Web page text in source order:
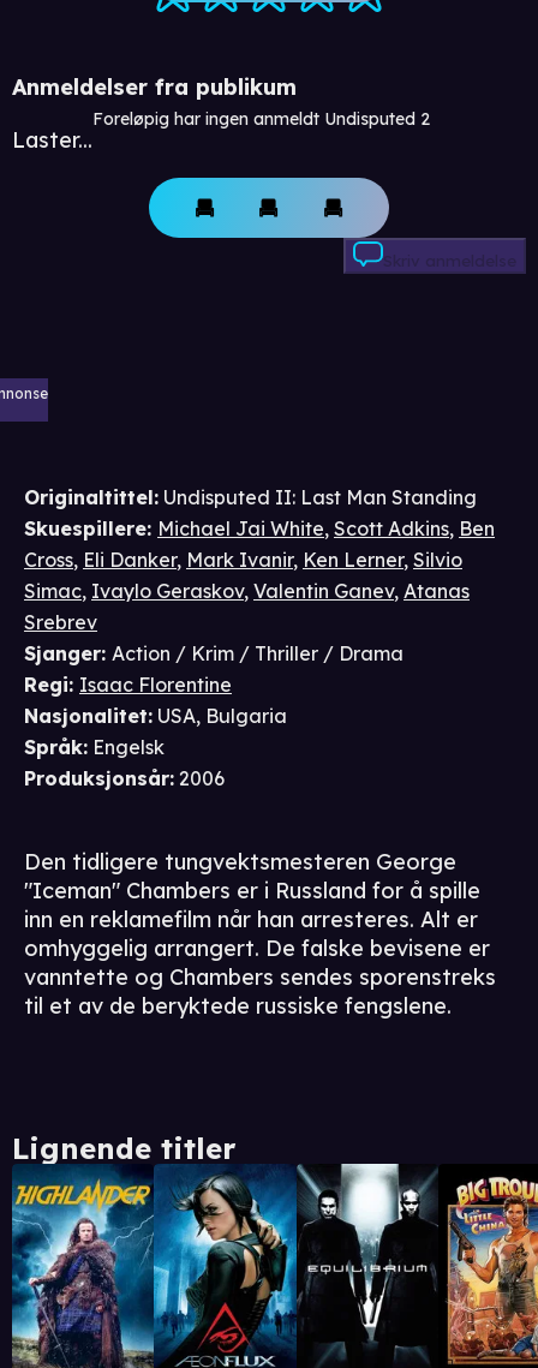
Anmeldelser fra publikum
Laster...
Foreløpig har ingen anmeldt Undisputed 2
Skriv anmeldelse
Originaltittel: Undisputed II: Last Man Standing
Skuespillere: Michael Jai White, Scott Adkins, Ben
Cross, Eli Danker, Mark Ivanir, Ken Lerner, Silvio
Simac, Ivaylo Geraskov, Valentin Ganev, Atanas
Srebrev
Sjanger: Action / Krim / Thriller / Drama
Regi: Isaac Florentine
Nasjonalitet: USA, Bulgaria
Språk: Engelsk
Produksjonsår: 2006
Den tidligere tungvektsmesteren George
"Iceman" Chambers er i Russland for å spille
inn en reklamefilm når han arresteres. Alt er
omhyggelig arrangert. De falske bevisene er
vanntette og Chambers sendes sporenstreks
til et av de beryktede russiske fengslene.
Lignende titler